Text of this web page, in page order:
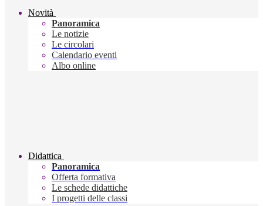
Novità
Panoramica
Le notizie
Le circolari
Calendario eventi
Albo online
Didattica
Panoramica
Offerta formativa
Le schede didattiche
I progetti delle classi